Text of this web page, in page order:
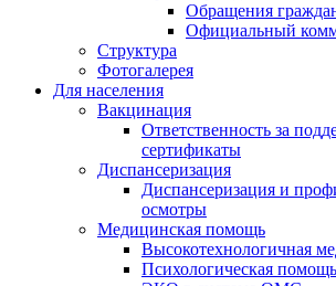
Обращения
Официальный
Структура
Фотогалерея
Для населения
Вакцинация
Ответственность за
сертификаты
Диспансеризация
Диспансеризация и
осмотры
Медицинская помощь
Высокотехнологичная
Психологическая помощь